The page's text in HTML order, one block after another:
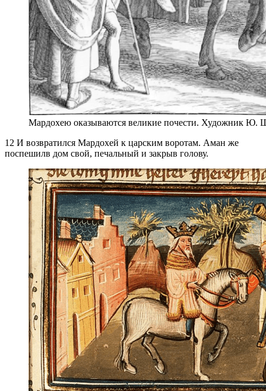
Мардохею оказываются великие почести. Художник
12 И возвратился Мардохей к царским воротам. Аман же
поспешилв дом свой, печальный и закрыв голову.